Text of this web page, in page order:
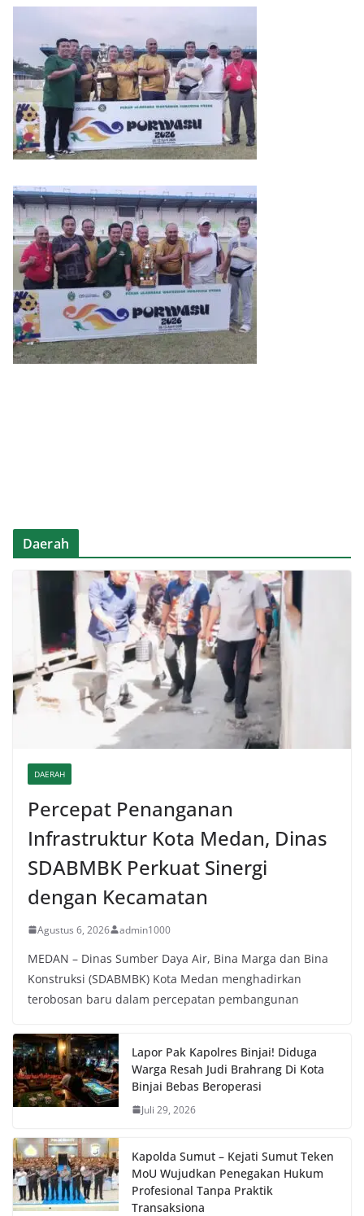
Daerah
DAERAH
Percepat Penanganan
Infrastruktur Kota Medan, Dinas
SDABMBK Perkuat Sinergi
dengan Kecamatan
Agustus 6, 2026 admin1000
MEDAN – Dinas Sumber Daya Air, Bina Marga dan Bina
Konstruksi (SDABMBK) Kota Medan menghadirkan
terobosan baru dalam percepatan pembangunan
Lapor Pak Kapolres Binjai! Diduga
Warga Resah Judi Brahrang Di Kota
Binjai Bebas Beroperasi
Juli 29, 2026
Kapolda Sumut – Kejati Sumut Teken
MoU Wujudkan Penegakan Hukum
Profesional Tanpa Praktik
Transaksiona